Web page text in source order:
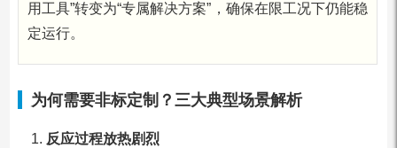
用工具”转变为“专属解决方案”，确保在限工况下仍能稳
定运行。
为何需要非标定制？三大典型场景解析
反应过程放热剧烈